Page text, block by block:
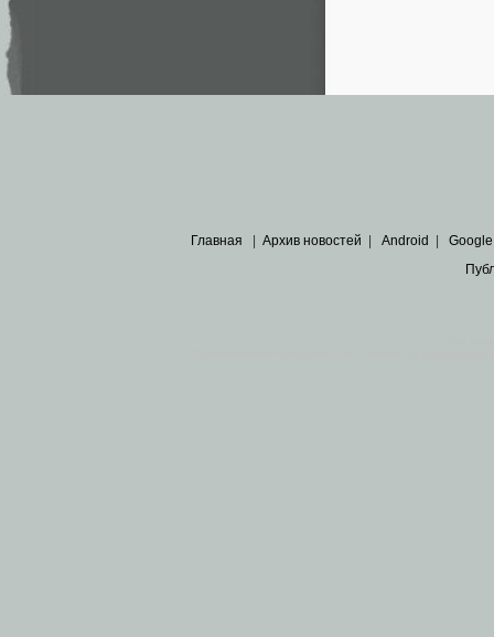
Главная Архив новостей Android Google